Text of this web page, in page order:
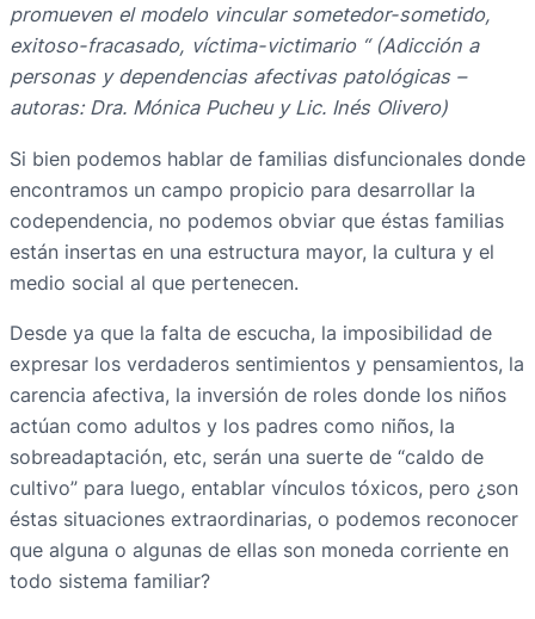
promueven el modelo vincular sometedor-sometido,
exitoso-fracasado, víctima-victimario “ (Adicción a
personas y dependencias afectivas patológicas –
autoras: Dra. Mónica Pucheu y Lic. Inés Olivero)
Si bien podemos hablar de familias disfuncionales donde
encontramos un campo propicio para desarrollar la
codependencia, no podemos obviar que éstas familias
están insertas en una estructura mayor, la cultura y el
medio social al que pertenecen.
Desde ya que la falta de escucha, la imposibilidad de
expresar los verdaderos sentimientos y pensamientos, la
carencia afectiva, la inversión de roles donde los niños
actúan como adultos y los padres como niños, la
sobreadaptación, etc, serán una suerte de “caldo de
cultivo” para luego, entablar vínculos tóxicos, pero ¿son
éstas situaciones extraordinarias, o podemos reconocer
que alguna o algunas de ellas son moneda corriente en
todo sistema familiar?